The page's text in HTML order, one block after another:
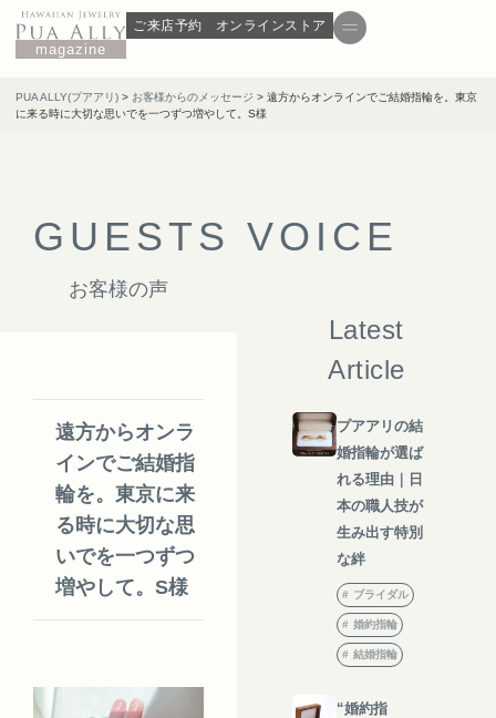
magazine
ご来店予約 オンラインストア
PUA ALLY(プアアリ) > お客様からのメッセージ > 遠方からオンラインでご結婚指輪を。東京
に来る時に大切な思いでを一つずつ増やして。S様
G U E STS VO I C E
お客様の声
遠方からオンラ
インでご結婚指
輪を。東京に来
る時に大切な思
いでを一つずつ
増やして。S様
Latest
Article
プアアリの結
婚指輪が選ば
れる理由｜日
本の職人技が
生み出す特別
な絆
ブライダル
婚約指輪
結婚指輪
“婚約指